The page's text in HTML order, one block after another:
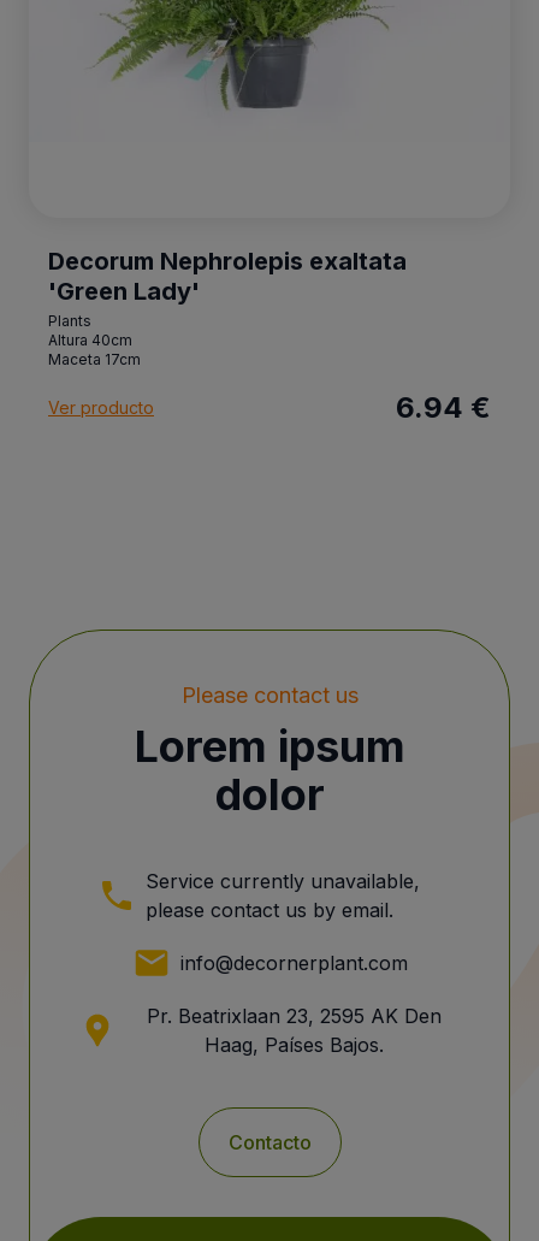
Decorum Nephrolepis exaltata
'Green Lady'
Plants
Altura 40cm
Maceta 17cm
Ver producto 6.94 €
Please contact us
Lorem ipsum
dolor
Service currently unavailable,
please contact us by email.
info@decornerplant.com
Pr. Beatrixlaan 23, 2595 AK Den
Haag, Países Bajos.
Contacto